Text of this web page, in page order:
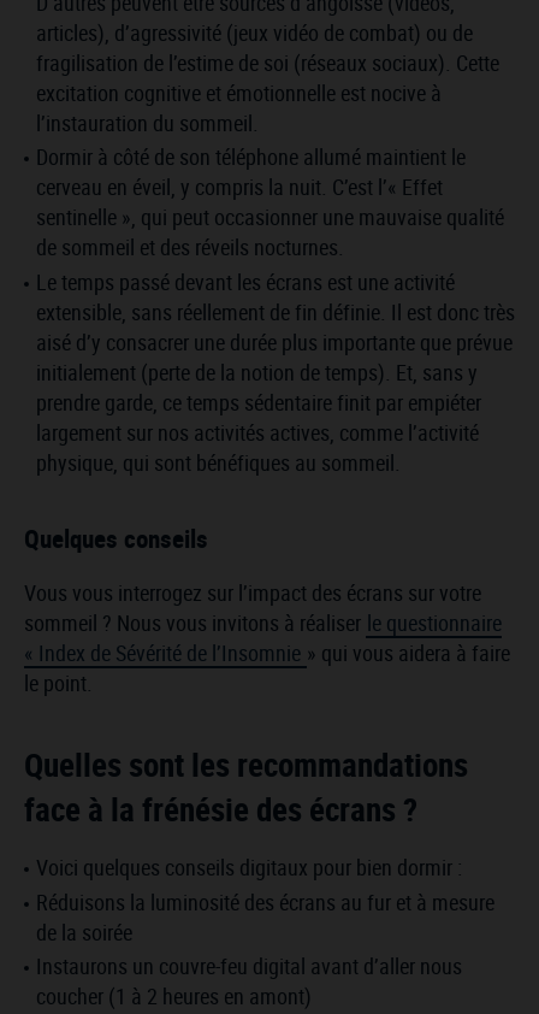
articles), d’agressivité (jeux vidéo de combat) ou de
fragilisation de l’estime de soi (réseaux sociaux). Cette
excitation cognitive et émotionnelle est nocive à
l’instauration du sommeil.
Dormir à côté de son téléphone allumé maintient le
cerveau en éveil, y compris la nuit. C’est l’« Effet
sentinelle », qui peut occasionner une mauvaise qualité
de sommeil et des réveils nocturnes.
Le temps passé devant les écrans est une activité
extensible, sans réellement de fin définie. Il est donc très
aisé d’y consacrer une durée plus importante que prévue
initialement (perte de la notion de temps). Et, sans y
prendre garde, ce temps sédentaire finit par empiéter
largement sur nos activités actives, comme l’activité
physique, qui sont bénéfiques au sommeil.
Quelques conseils
Vous vous interrogez sur l’impact des écrans sur votre
sommeil ? Nous vous invitons à réaliser le questionnaire
« Index de Sévérité de l’Insomnie » qui vous aidera à faire
le point.
Quelles sont les recommandations
face à la frénésie des écrans ?
Voici quelques conseils digitaux pour bien dormir :
Réduisons la luminosité des écrans au fur et à mesure
de la soirée
Instaurons un couvre-feu digital avant d’aller nous
coucher (1 à 2 heures en amont)